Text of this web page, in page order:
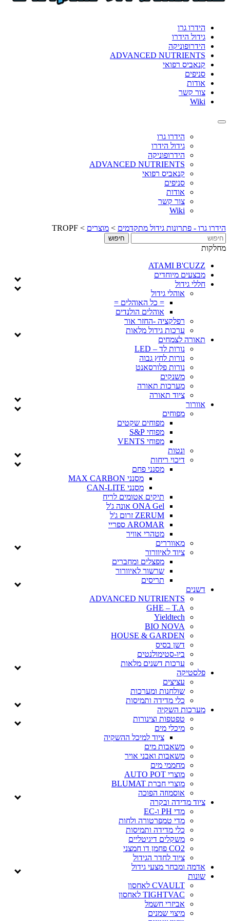
הידרו גרו
גידול הידרו
הידרופוניקה
ADVANCED NUTRIENTS
קנאביס רפואי
סניפים
אודות
צור קשר
Wiki
Toggle
הידרו גרו
גידול הידרו
הידרופוניקה
ADVANCED NUTRIENTS
קנאביס רפואי
סניפים
אודות
צור קשר
Wiki
הידרו גרו - פתרונות גידול מתקדמים > מוצרים >
TROPF
מחלקות
ATAMI B'CUZZ
מבצעים מיוחדים
חללי גידול
אוהלי גידול
= כל האוהלים =
אוהלים הולנדים
רפלקציה -החזר אור
ערכות גידול מלאות
תאורה לצמחים
נורות לד – LED
נורות לחץ גבוה
נורות פלורסאנט
משנקים
מערכות תאורה
ציוד תאורה
אוורור
מפוחים
מפוחים שקטים
מפוחי S&P
מפוחי VENTS
ונטות
דיכוי ריחות
מסנני פחם
מסנני MAX CARBON
מסנני CAN-LITE
תיקים אטומים לריח
ONA Gel אונה ג'ל
ZERUM זרום ג'ל
AROMAR ספריי
מטהרי אוויר
מאווררים
ציוד לאיוורור
מפצלים ומחברים
שרשור לאיוורור
תריסים
דשנים
ADVANCED NUTRIENTS
GHE – T.A
Yieldtech
BIO NOVA
HOUSE & GARDEN
דשן בסיס
ביו-סטימולנטים
ערכות דשנים מלאות
פלסטיקה
עציצים
שולחנות ומערכות
כלי מדידה ותמיסות
מערכות השקיה
טפטפות וצינורות
מיכלי מים
ציוד למיכל ההשקיה
משאבות מים
משאבות ואבני אויר
מחממי מים
מוצרי AUTO POT
מוצרי חברת BLUMAT
אוסמוזה הפוכה
ציוד מדידה ובקרה
מדי PH ו-EC
מדי טמפרטורה ולחות
כלי מדידה ותמיסות
משקלים דיגיטליים
CO2 פחמן דו חמצני
ציוד לחדר הגידול
אדמה ומבחר מצעי גידול
שונות
CVAULT לאחסון
TIGHTVAC לאחסון
אביזרי חשמל
מיצוי שמנים
format_underlined הוסף קו תחתון לקישורים
את
כל